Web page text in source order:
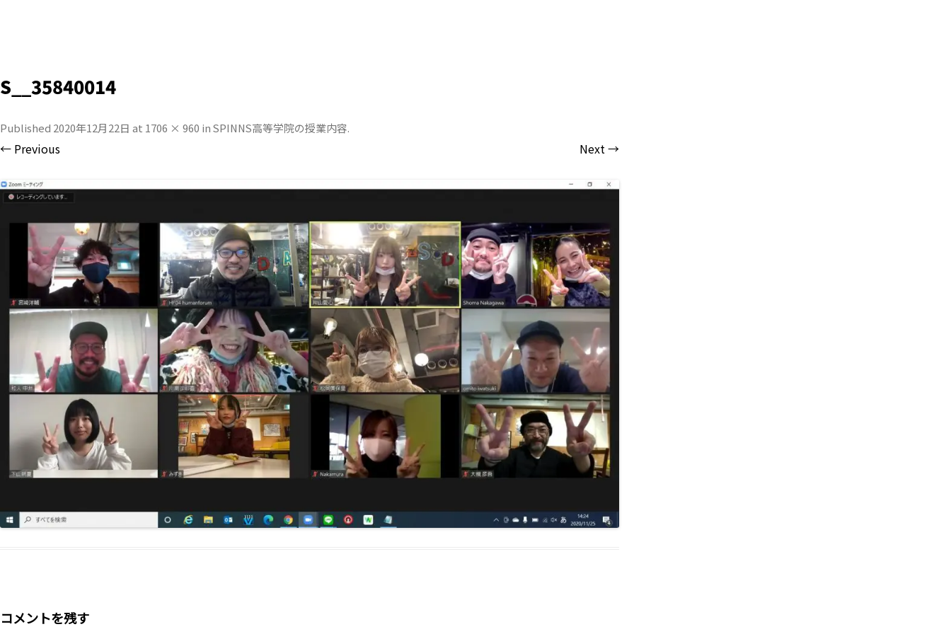
S__35840014
Published 2020年12月22日 at 1706 × 960 inSPINNS高等学院の授業内容.
← Previous Next →
コメントを残す